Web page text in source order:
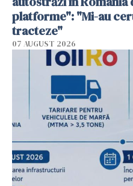
platforme": "Mi-au
tracteze"
07 AUGUST 2026